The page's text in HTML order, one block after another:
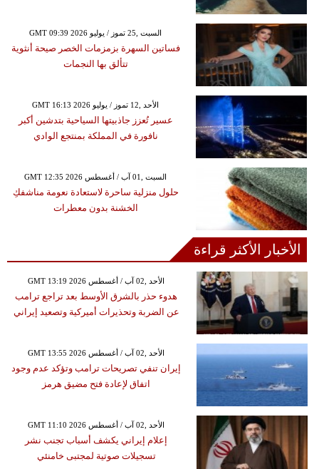
GMT 09:39 2026 السبت ,25 تموز / يوليو
فساتين السهرة بزمزمات الخصر صيحة أنثوية
تتألق بها النجمات
GMT 16:13 2026 الأحد ,12 تموز / يوليو
عسير تُعزز جاذبيتها السياحية بتدشين أكبر
نافورة في المملكة بمنتجع الوادي
GMT 12:35 2026 السبت ,01 آب / أغسطس
حلول منزلية ساحرة لاستعادة نعومة مناشفكِ
الخشنة بدون معطرات
الأخبار الأكثر قراءة
GMT 13:19 2026 الأحد ,02 آب / أغسطس
هدوء حذر بالشرق الأوسط بعد تراجع ترامب
عن الضربة وتحذيرات أميركية وتصعيد إيراني
GMT 13:55 2026 الأحد ,02 آب / أغسطس
إيران تنفي تصريحات ترامب وتؤكد عدم وجود
اتفاق لإعادة فتح مضيق هرمز
GMT 11:10 2026 الأحد ,02 آب / أغسطس
إعلام إيراني يكشف أسباب تجنب نشر
تسجيلات صوتية لمجتبى خامنئي